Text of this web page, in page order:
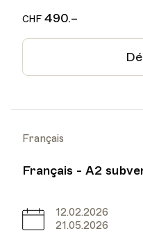
CHF490.–
Français
Français - A2
Date
12.02.2026
21.05.2026